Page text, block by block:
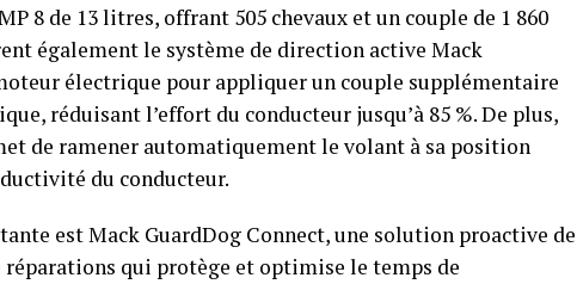
8 de 13 litres, offrant 505 chevaux et un couple de 1 860
également le système de direction active Mack
électrique pour appliquer un couple supplémentaire
réduisant l’effort du conducteur jusqu’à 85 %. De plus,
de ramener automatiquement le volant à sa position
du conducteur.
est Mack GuardDog Connect, une solution proactive de
qui protège et optimise le temps de